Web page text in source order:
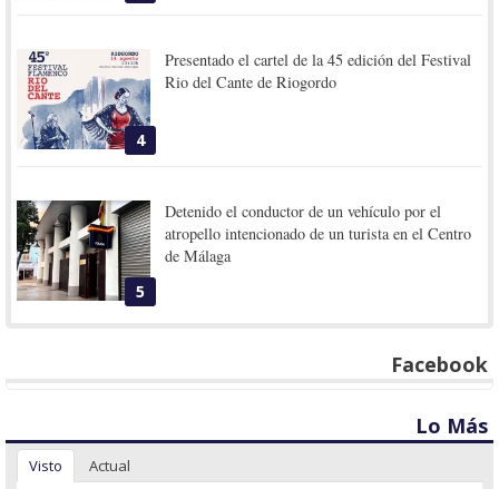
4
Presentado el cartel de la 45 edición del Festival
Rio del Cante de Riogordo
5
Detenido el conductor de un vehículo por el
atropello intencionado de un turista en el Centro
de Málaga
Facebook
Lo Más
Visto Actual